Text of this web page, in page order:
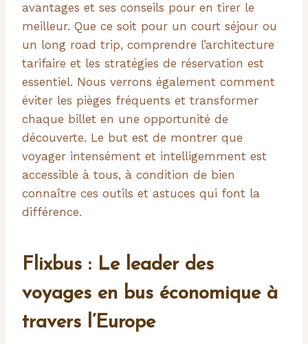
avantages et ses conseils pour en tirer le
meilleur. Que ce soit pour un court séjour ou
un long road trip, comprendre l’architecture
tarifaire et les stratégies de réservation est
essentiel. Nous verrons également comment
éviter les pièges fréquents et transformer
chaque billet en une opportunité de
découverte. Le but est de montrer que
voyager intensément et intelligemment est
accessible à tous, à condition de bien
connaître ces outils et astuces qui font la
différence.
Flixbus : Le leader des
voyages en bus économique à
travers l’Europe